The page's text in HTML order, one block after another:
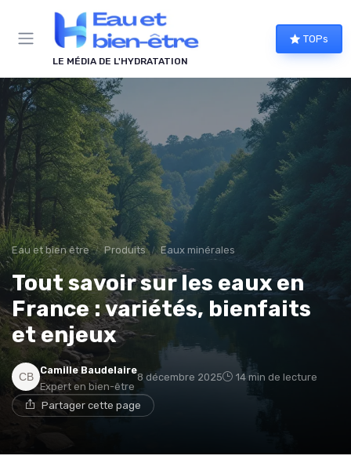
LE MÉDIA DE L'HYDRATATION
TOPs
Eau et bien être Produits Eaux minérales
Tout savoir sur les eaux en
France : variétés, bienfaits
et enjeux
Camille Baudelaire
Expert en bien-être
8 décembre 2025 14 min de lecture
Partager cette page
Panneau de gestion des cookies